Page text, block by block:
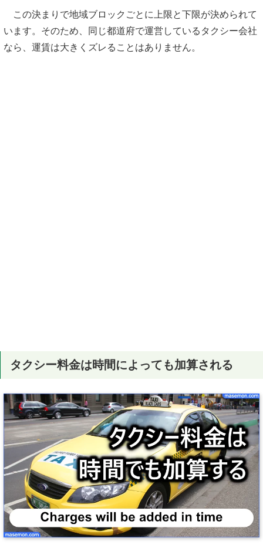
この決まりで地域ブロックごとに上限と下限が決められて
います。そのため、同じ都道府で運営しているタクシー会社
なら、運賃は大きくズレることはありません。
タクシー料金は時間によっても加算される